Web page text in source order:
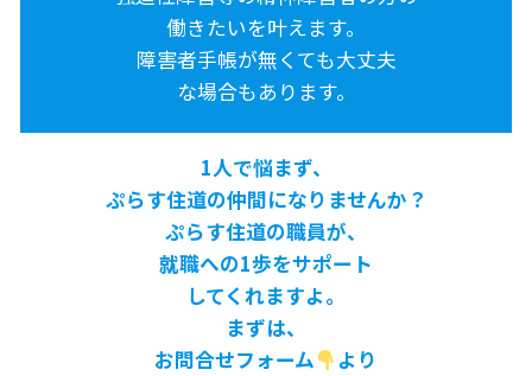
働きたいを叶えます。
障害者手帳が無くても大丈夫
な場合もあります。
1人で悩まず、
ぷらす住道の仲間になりませんか？
ぷらす住道の職員が、
就職への1歩をサポート
してくれますよ。
まずは、
お問合せフォーム
より